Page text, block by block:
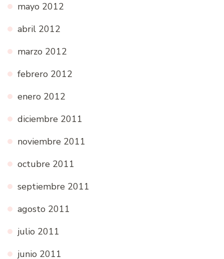
mayo 2012
abril 2012
marzo 2012
febrero 2012
enero 2012
diciembre 2011
noviembre 2011
octubre 2011
septiembre 2011
agosto 2011
julio 2011
junio 2011